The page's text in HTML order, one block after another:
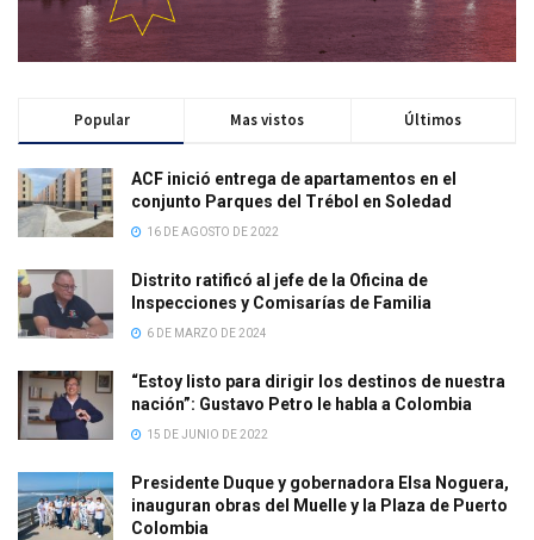
Popular Mas vistos Últimos
ACF inició entrega de apartamentos en el
conjunto Parques del Trébol en Soledad
16 DE AGOSTO DE 2022
Distrito ratificó al jefe de la Oficina de
Inspecciones y Comisarías de Familia
6 DE MARZO DE 2024
“Estoy listo para dirigir los destinos de nuestra
nación”: Gustavo Petro le habla a Colombia
15 DE JUNIO DE 2022
Presidente Duque y gobernadora Elsa Noguera,
inauguran obras del Muelle y la Plaza de Puerto
Colombia